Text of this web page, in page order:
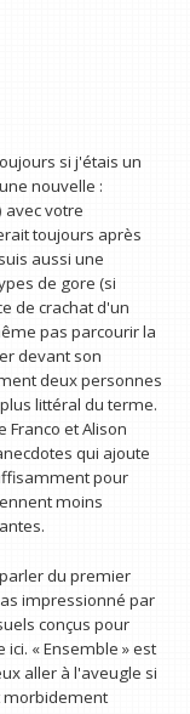
si j'étais un
nouvelle :
avec votre
toujours après
aussi une
de gore (si
de crachat d'un
pas parcourir la
devant son
deux personnes
littéral du terme.
Franco et Alison
qui ajoute
pour
moins
du premier
impressionné par
conçus pour
« Ensemble » est
aller à l'aveugle si
morbidement